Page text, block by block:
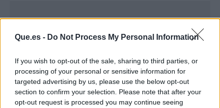
Que.es - Do Not Process My Personal Information
If you wish to opt-out of the sale, sharing to third parties, or
processing of your personal or sensitive information for
targeted advertising by us, please use the below opt-out
section to confirm your selection. Please note that after your
opt-out request is processed you may continue seeing